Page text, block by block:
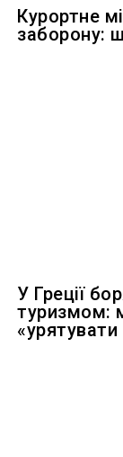
Курортне
заборону:
У Греції
туризмом: